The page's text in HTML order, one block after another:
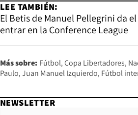
LEE TAMBIÉN:
El Betis de Manuel Pellegrini da
entrar en la Conference League
Más sobre: Fútbol Copa Libertadores
Paulo Juan Manuel Izquierdo Fútbol
NEWSLETTER